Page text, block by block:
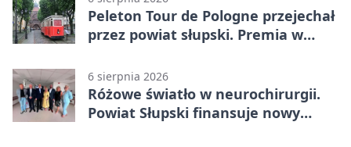
Peleton Tour de Pologne przejechał
przez powiat słupski. Premia w
6 sierpnia 2026
Różowe światło w neurochirurgii.
Powiat Słupski finansuje nowy